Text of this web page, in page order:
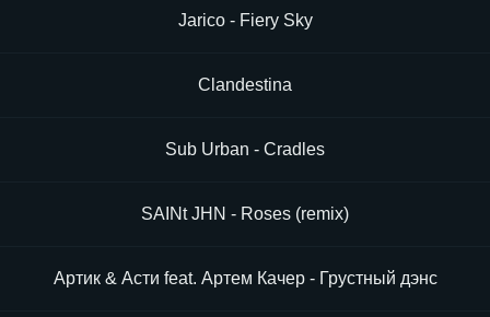
Jarico - Fiery Sky
Clandestina
Sub Urban - Cradles
SAINt JHN - Roses (remix)
Артик & Асти feat. Артем Качер - Грустный дэнс